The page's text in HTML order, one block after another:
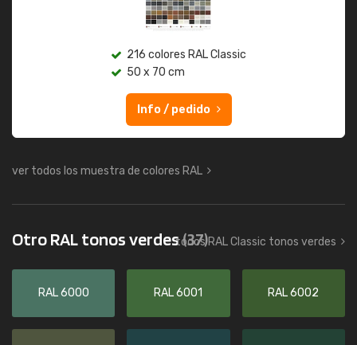
216 colores RAL Classic
50 x 70 cm
Info / pedido
ver todos los muestra de colores RAL
Otro RAL tonos verdes(37)
todos RAL Classic tonos verdes
RAL 6000 RAL 6001 RAL 6002